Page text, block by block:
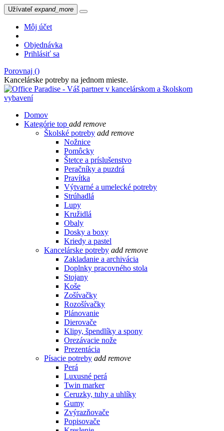
Užívateľ expand_more
Môj účet
Objednávka
Prihlásiť sa
Porovnaj ()
Kancelárske potreby na jednom mieste.
Domov
Kategórie top add remove
Školské potreby add remove
Nožnice
Pomôcky
Štetce a príslušenstvo
Peračníky a puzdrá
Pravítka
Výtvarné a umelecké potreby
Strúhadlá
Lupy
Kružidlá
Obaly
Dosky a boxy
Kriedy a pastel
Kancelárske potreby add remove
Zakladanie a archivácia
Doplnky pracovného stola
Stojany
Koše
Zošívačky
Rozošívačky
Plánovanie
Dierovače
Klipy, špendlíky a spony
Orezávacie nože
Prezentácia
Písacie potreby add remove
Perá
Luxusné perá
Twin marker
Ceruzky, tuhy a uhlíky
Gumy
Zvýrazňovače
Popisovače